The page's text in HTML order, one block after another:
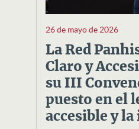
26 de mayo de 2026
La Red
Claro y
su III
puesto en el
accesible y